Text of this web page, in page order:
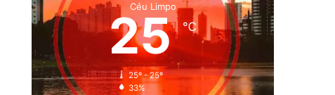
Céu Limpo
25℃
25º - 25º
33%